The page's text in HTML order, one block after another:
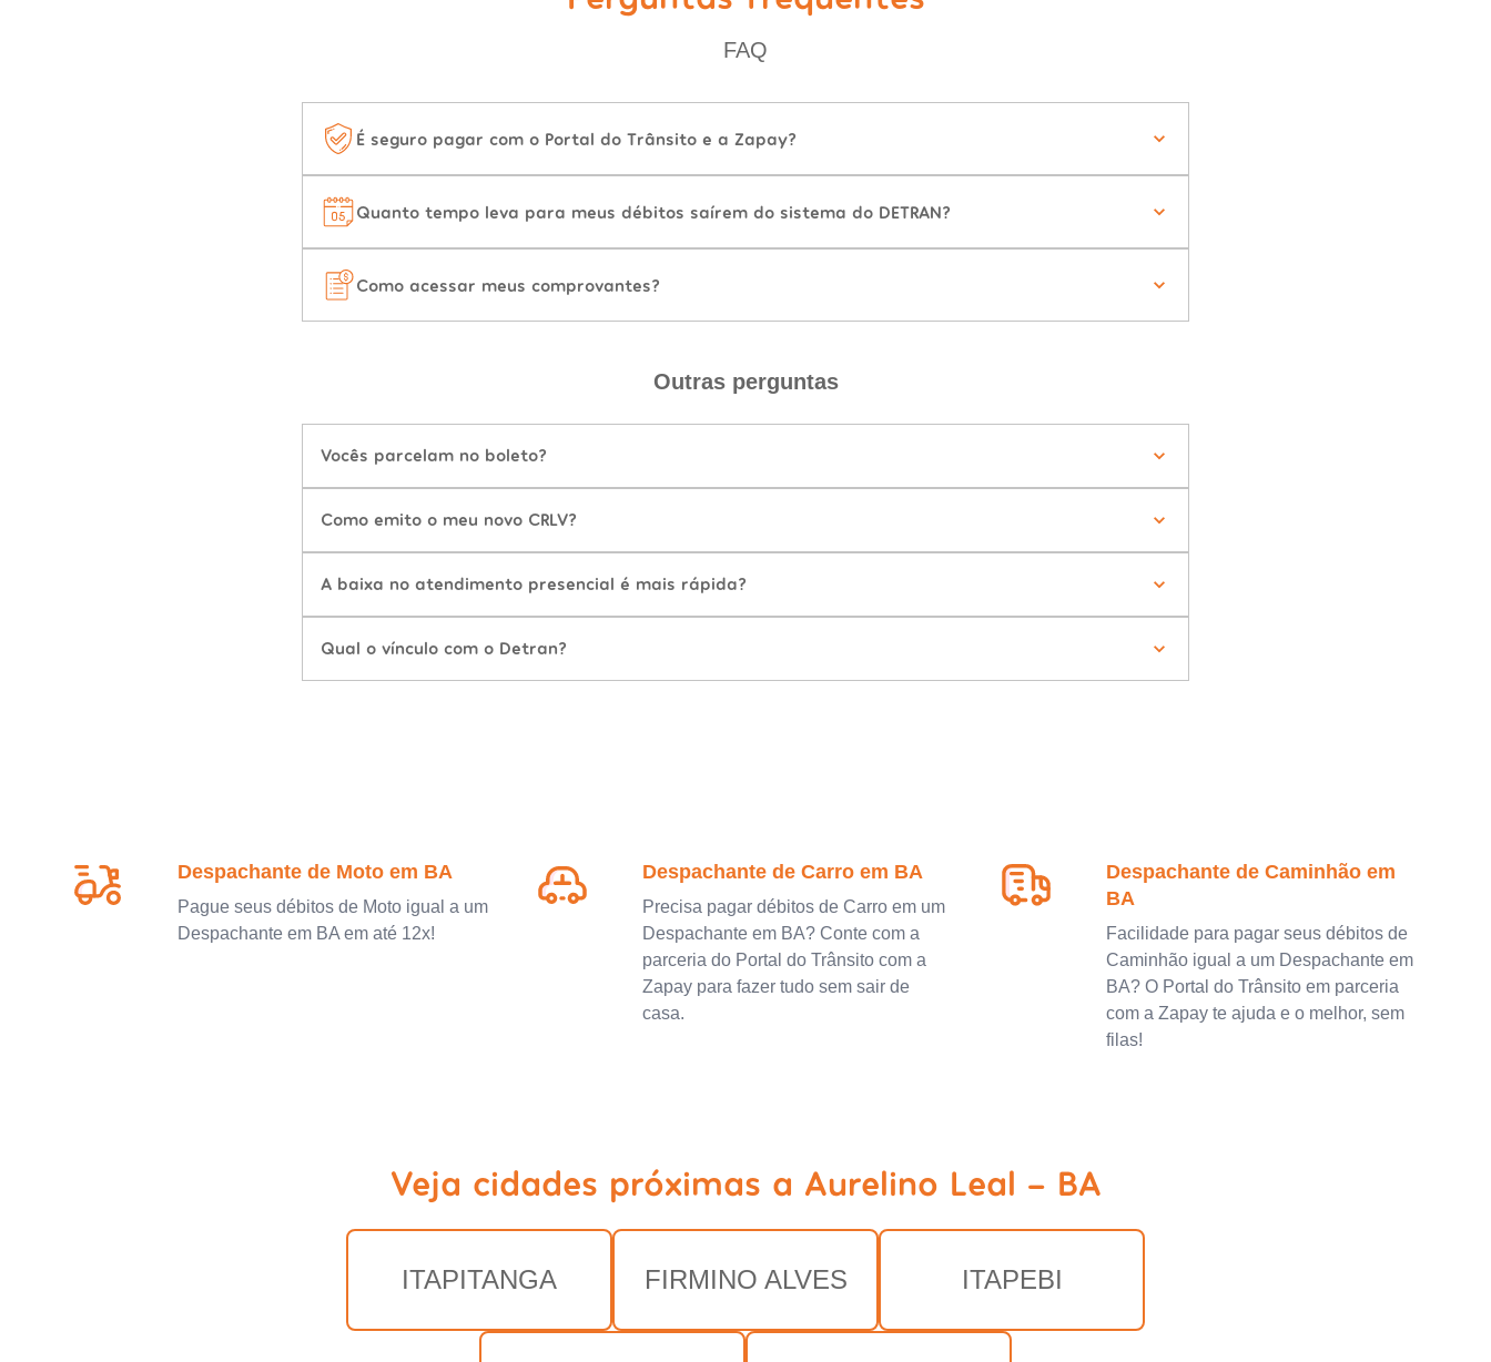
FAQ
É seguro pagar com o Portal do Trânsito e a Zapay?
Quanto tempo leva para meus débitos saírem do sistema do DETRAN?
Como acessar meus comprovantes?
Outras perguntas
Vocês parcelam no boleto?
Como emito o meu novo CRLV?
A baixa no atendimento presencial é mais rápida?
Qual o vínculo com o Detran?
Despachante de Moto em BA
Pague seus débitos de Moto igual a um
Despachante em BA em até 12x!
Despachante de Carro em BA
Precisa pagar débitos de Carro em um
Despachante em BA? Conte com a
parceria do Portal do Trânsito com a
Zapay para fazer tudo sem sair de
casa.
Despachante de Caminhão em
BA
Facilidade para pagar seus débitos de
Caminhão igual a um Despachante em
BA? O Portal do Trânsito em parceria
com a Zapay te ajuda e o melhor, sem
filas!
Veja cidades próximas a Aurelino Leal - BA
ITAPITANGA FIRMINO ALVES ITAPEBI